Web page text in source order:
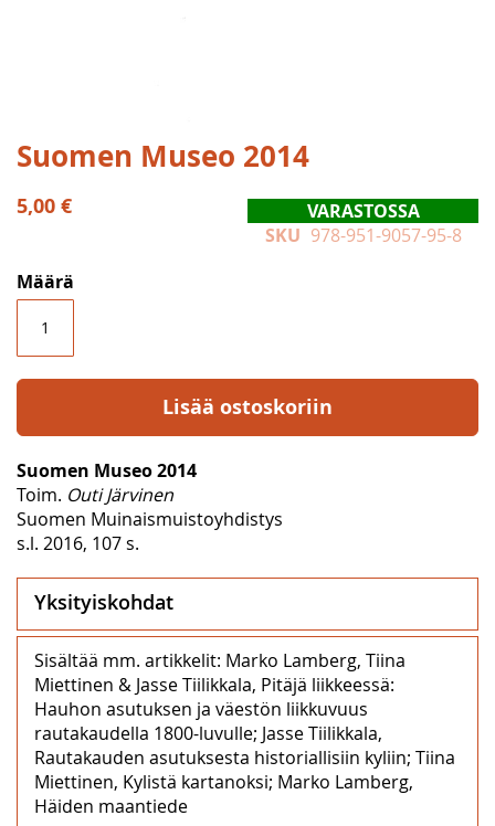
Skip
to
the
beginning
images
gallery
Suomen Museo 2014
5,00 €
VARASTOSSA
SKU 978-951-9057-95-8
Määrä
Lisää ostoskoriin
Suomen Museo 2014
Toim. Outi Järvinen
Suomen Muinaismuistoyhdistys
s.l. 2016, 107 s.
Yksityiskohdat
Sisältää mm. artikkelit: Marko Lamberg, Tiina
Miettinen & Jasse Tiilikkala, Pitäjä liikkeessä:
Hauhon asutuksen ja väestön liikkuvuus
rautakaudella 1800-luvulle; Jasse Tiilikkala,
Rautakauden asutuksesta historiallisiin kyliin; Tiina
Miettinen, Kylistä kartanoksi; Marko Lamberg,
Häiden maantiede